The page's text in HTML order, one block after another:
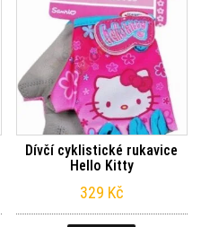
Dívčí cyklistické rukavice
Hello Kitty
329 Kč